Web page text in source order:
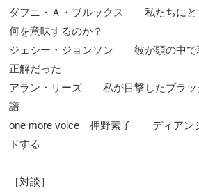
ダフニ・Ａ・ブルックス 私たちにと
何を意味するのか？
ジェシー・ジョンソン 彼が頭の中で
正解だった
アラン・リーズ 私が目撃したブラッ
譜
one more voice 押野素子 ディアン
ドする
［対談］